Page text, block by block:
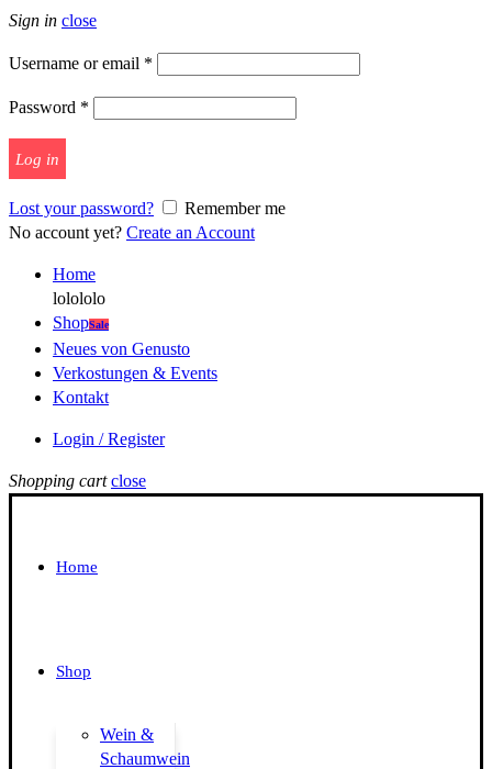
Sign in close
Username or email *
Password *
Log in
Lost your password?
Remember me
No account yet? Create an Account
Home
lolololo
ShopSale
Neues von Genusto
Verkostungen & Events
Kontakt
Login / Register
Shopping cart close
Home
Shop
Wein &
Schaumwein